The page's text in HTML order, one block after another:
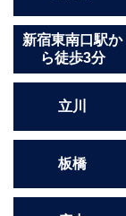
新宿東南口駅か
ら徒歩3分
立川
板橋